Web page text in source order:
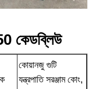
কেডব্লিউ
কোয়ানজু গুটি
যন্ত্রপাতি সরঞ্জাম কোং,